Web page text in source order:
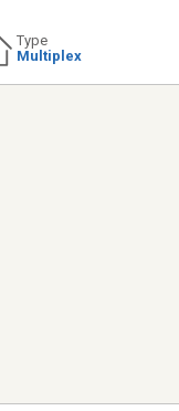
Type
Multiplex